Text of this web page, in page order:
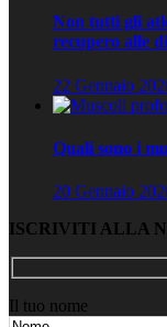
Non tutti gli
recupero alle
22 Gennaio
Quali sono i
20 Gennaio
ISCRIVITI ALLA
Il tuo nome